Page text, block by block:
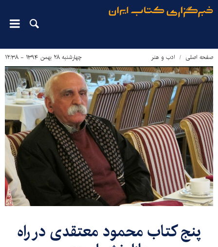
صفحه اصلی ادب و هنر چهارشنبه ۲۸ بهمن ۱۳۹۴ - ۱۲:۳۸
پنج کتاب محمود معتقدی در راه